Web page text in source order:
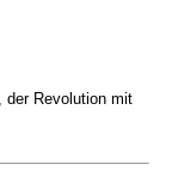
der Revolution mit